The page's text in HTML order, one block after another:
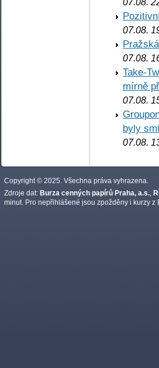
07.08.
07.08.
07.08.
Take-
mírně
07.08.
byly
07.08.
Copyright © 2025. Všechna práva vyhrazena.
Zdroje dat: Burza cenných papírů Praha, a.s.,
minut. Pro nepřihlášené jsou zpožděny i kurzy z